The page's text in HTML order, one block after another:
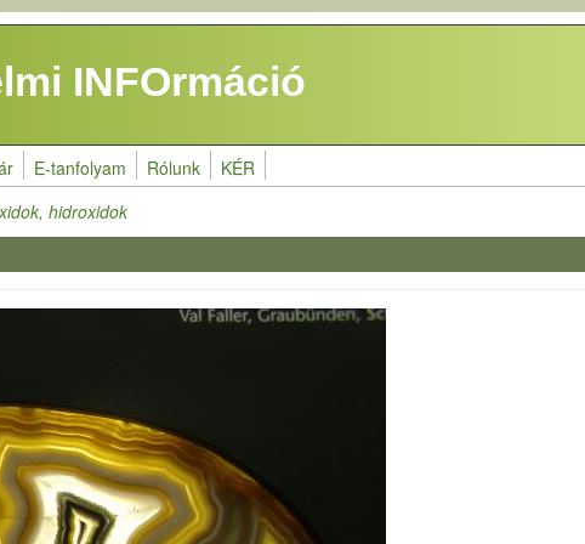
INFOrmáció
E-tanfolyam Rólunk KÉR
hidroxidok